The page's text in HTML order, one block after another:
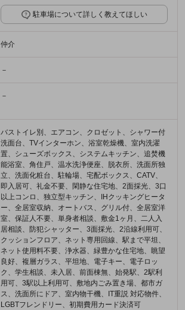
駐車場について詳しく教えてほしい
仲介
－
－
バストイレ別、エアコン、クロゼット、シャワー付
洗面台、TVインターホン、浴室乾燥機、室内洗濯
置、シューズボックス、システムキッチン、追焚機
能浴室、角住戸、温水洗浄便座、脱衣所、洗面所独
立、洗面化粧台、駐輪場、宅配ボックス、CATV、
即入居可、礼金不要、閑静な住宅地、2面採光、3口
以上コンロ、独立型キッチン、IHクッキングヒータ
ー、全居室収納、オートバス、グリル付、全居室洋
室、保証人不要、単身者相談、敷金1ヶ月、二人入
居相談、防犯シャッター、3面採光、2沿線利用可、
クッションフロア、ネット専用回線、駅まで平坦、
ネット使用料不要、浄水器、緑豊かな住宅地、眺望
良好、複層ガラス、平坦地、電子キー、電子ロッ
ク、学生相談、未入居、前面棟無、始発駅、2駅利
用可、3駅以上利用可、敷地内ごみ置き場、都市ガ
ス、洗面所にドア、室内物干機、IT重説 対応物件、
LGBTフレンドリー、初期費用カード決済可